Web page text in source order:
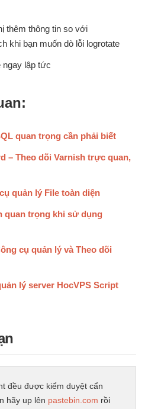
thêm thông tin so với
khi bạn muốn dò lỗi logrotate
ngay lập tức
quan trọng cần phải biết
– Theo dõi Varnish trực quan,
quản lý File toàn diện
quan trọng khi sử dụng
cụ quản lý và Theo dõi
lý server HocVPS Script
đều được kiểm duyệt cẩn
hãy up lên pastebin.com rồi